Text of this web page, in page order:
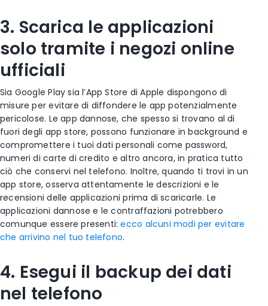
3. Scarica le applicazioni
solo tramite i negozi online
ufficiali
Sia Google Play sia l’App Store di Apple dispongono di
misure per evitare di diffondere le app potenzialmente
pericolose. Le app dannose, che spesso si trovano al di
fuori degli app store, possono funzionare in background e
compromettere i tuoi dati personali come password,
numeri di carte di credito e altro ancora, in pratica tutto
ciò che conservi nel telefono. Inoltre, quando ti trovi in un
app store, osserva attentamente le descrizioni e le
recensioni delle applicazioni prima di scaricarle. Le
applicazioni dannose e le contraffazioni potrebbero
comunque essere presenti:ecco alcuni modi per evitare
che arrivino nel tuo telefono.
4. Esegui il backup dei dati
nel telefono